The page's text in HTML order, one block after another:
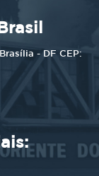
- DF CEP: